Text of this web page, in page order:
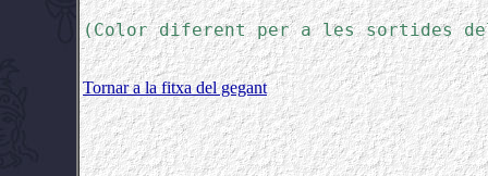
(Color diferent per a les sortides
Tornar a la fitxa del gegant